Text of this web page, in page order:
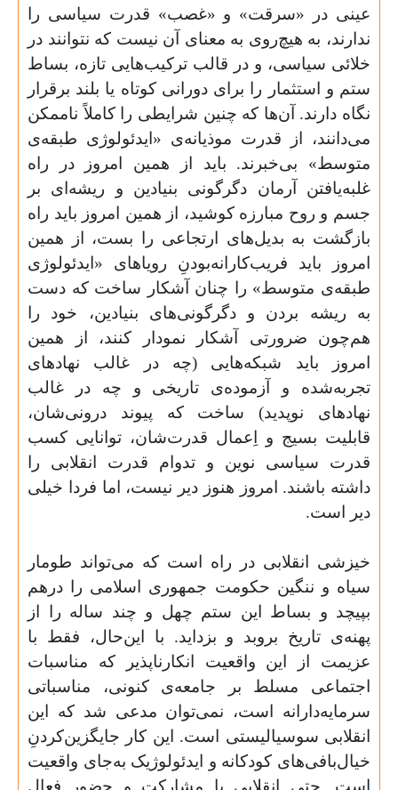
عینی در «سرقت» و «غصب» قدرت سیاسی را
ندارند، به هیچ‌روی به معنای آن نیست که نتوانند در
خلائی سیاسی، و در قالب ترکیب‌هایی تازه، بساط
ستم و استثمار را برای دورانی کوتاه یا بلند برقرار
نگاه دارند. آن‌ها که چنین شرایطی را کاملاً ناممکن
می‌دانند، از قدرت موذیانه‌ی «ایدئولوژی طبقه‌ی
متوسط» بی‌خبرند. باید از همین امروز در راه
غلبه‌یافتن آرمان دگرگونی بنیادین و ریشه‌ای بر
جسم و روح مبارزه کوشید، از همین امروز باید راه
بازگشت به بدیل‌های ارتجاعی را بست، از همین
امروز باید فریب‌کارانه‌بودنِ رویاهای «ایدئولوژی
طبقه‌ی متوسط» را چنان آشکار ساخت که دست
به ریشه بردن و دگرگونی‌های بنیادین، خود را
هم‌چون ضرورتی آشکار نمودار کنند، از همین
امروز باید شبکه‌هایی (چه در غالب نهادهای
تجربه‌شده و آزموده‌ی تاریخی و چه در غالب
نهادهای نوپدید) ساخت که پیوند درونی‌شان،
قابلیت بسیج و اِعمال قدرت‌شان، توانایی کسب
قدرت سیاسی نوین و تدوام قدرت انقلابی را
داشته باشند. امروز هنوز دیر نیست، اما فردا خیلی
دیر است.
خیزشی انقلابی در راه است که می‌تواند طومار
سیاه و ننگین حکومت جمهوری اسلامی را درهم
بپیچد و بساط این ستم چهل و چند ساله را از
پهنه‌ی تاریخ بروبد و بزداید. با این‌حال، فقط با
عزیمت از این واقعیت انکارناپذیر که مناسبات
اجتماعی مسلط بر جامعه‌ی کنونی، مناسباتی
سرمایه‌دارانه است، نمی‌توان مدعی شد که این
انقلابی سوسیالیستی است. این کار جایگزین‌کردنِ
خیال‌بافی‌های کودکانه و ایدئولوژیک به‌جای واقعیت
است. حتی انقلابی با مشارکت و حضور فعال